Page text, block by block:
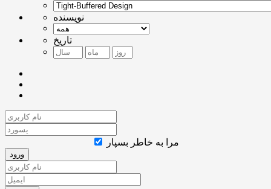
نویسنده
تاریخ
مرا به خاطر بسپار